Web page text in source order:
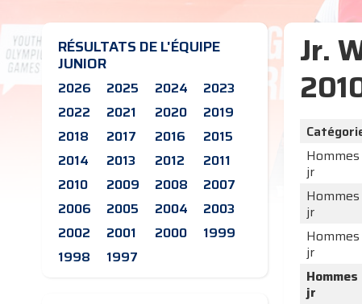
RÉSULTATS DE L'ÉQUIPE
JUNIOR
2026 2025 2024
2023
2022
2021 2020
2019
2018
2017 2016
2015
2014
2013 2012
2011
2010
2009 2008
2007
2006
2005 2004
2003
2002
2001 2000
1999
1998
1997
Jr.
Hommes
jr
Hommes
jr
Hommes
jr
Hommes
jr